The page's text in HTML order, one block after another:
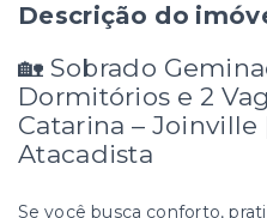
Descrição do
🏡 Sobrado
Dormitórios e 2
Catarina –
Atacadista
Se você busca conforto,